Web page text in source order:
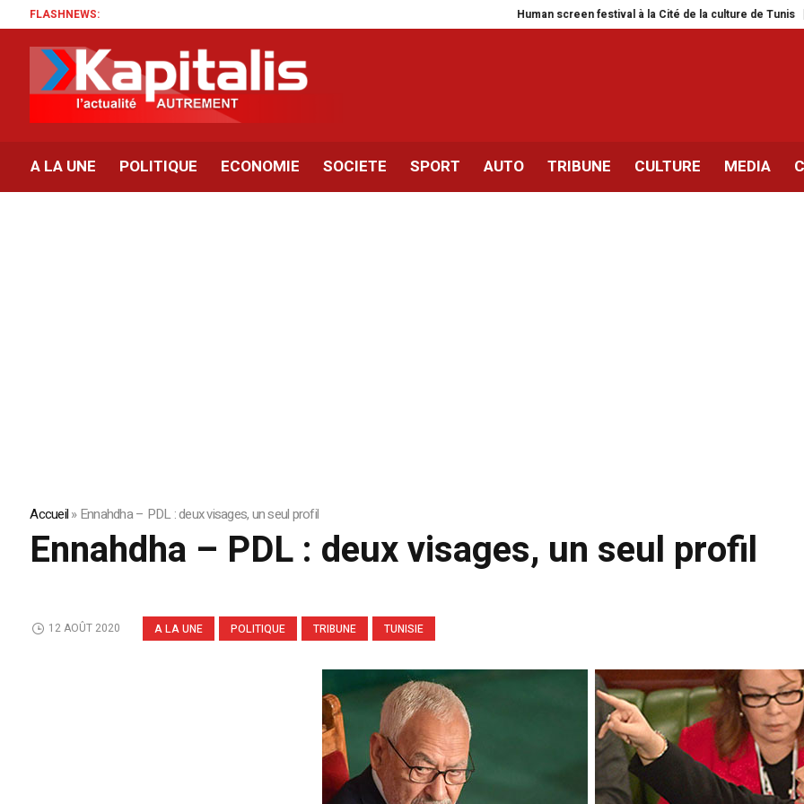
FLASHNEWS: Human screen festival à la Cité de la culture de Tunis Siliana |
A LA UNE POLITIQUE ECONOMIE SOCIETE SPORT AUTO TRIBUNE CULTURE MEDIA
Accueil»Ennahdha – PDL : deux visages, un seul profil
Ennahdha – PDL : deux visages, un seul profil
A LA UNE POLITIQUE TRIBUNE TUNISIE
12 AOÛT 2020